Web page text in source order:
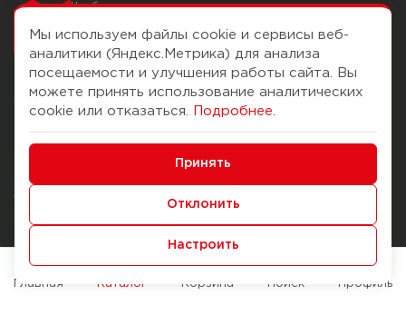
Чтобы вам легко
О компании
История Компании
Журнал
Наши марки
Брендирование
Помощь
Доставка и оплата
Способы оплаты
Служба контроля качества
Мы используем файлы cookie и сервисы веб-
аналитики (Яндекс.Метрика) для анализа
посещаемости и улучшения работы сайта. Вы
можете принять использование аналитических
cookie или отказаться.
Подробнее
Принять
Отклонить
Настроить
Главная Каталог Корзина Поиск Профиль